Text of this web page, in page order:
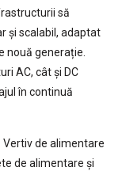
să
și scalabil, adaptat
nouă generație.
AC, cât și DC
în continuă
de alimentare
de alimentare și